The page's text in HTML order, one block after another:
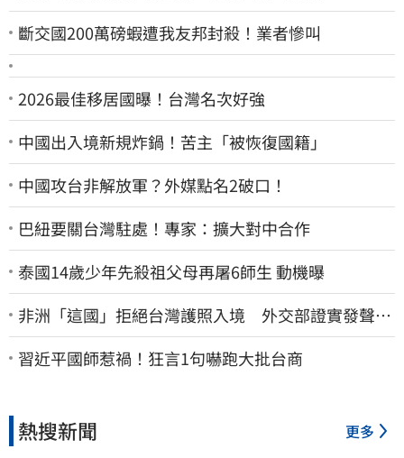
斷交國200萬磅蝦遭我友邦封殺！業者慘叫
2026最佳移居國曝！台灣名次好強
中國出入境新規炸鍋！苦主「被恢復國籍」
中國攻台非解放軍？外媒點名2破口！
巴紐要關台灣駐處！專家：擴大對中合作
泰國14歲少年先殺祖父母再屠6師生 動機曝
非洲「這國」拒絕台灣護照入境 外交部證實發聲
了：持續交涉聯繫
習近平國師惹禍！狂言1句嚇跑大批台商
熱搜新聞 更多